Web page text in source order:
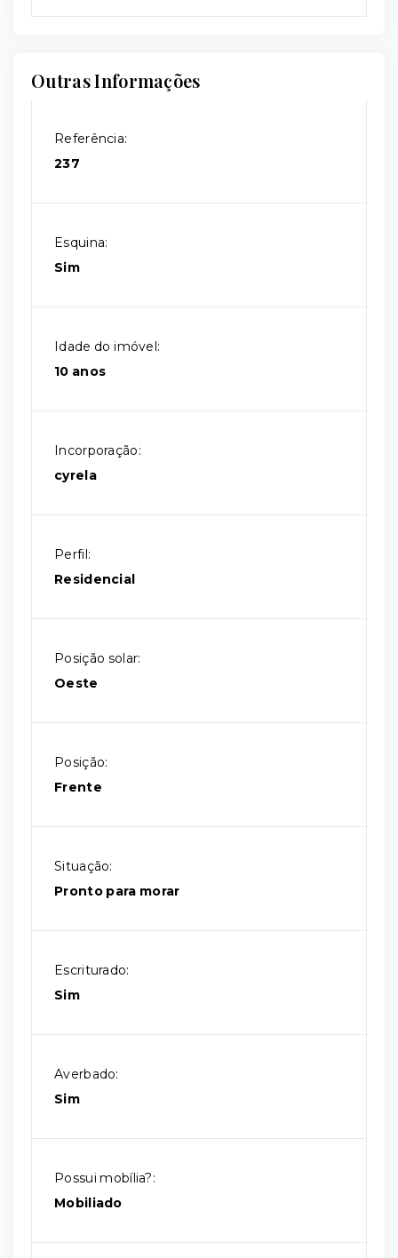
Outras Informações
Referência:
237
Esquina:
Sim
Idade do imóvel:
10 anos
Incorporação:
cyrela
Perfil:
Residencial
Posição solar:
Oeste
Posição:
Frente
Situação:
Pronto para morar
Escriturado:
Sim
Averbado:
Sim
Possui mobília?:
Mobiliado